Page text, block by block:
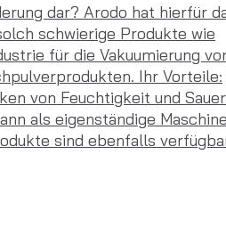
dar? Arodo hat hierfür
schwierige Produkte wie
für die Vakuumierung
Ihr Vorteile:
von Feuchtigkeit und
als eigenständige
sind ebenfalls